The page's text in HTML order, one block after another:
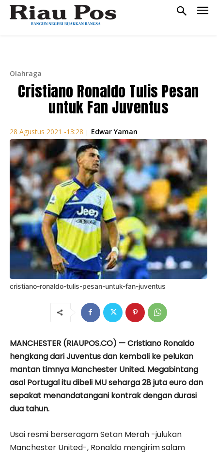
Olahraga
Cristiano Ronaldo Tulis Pesan
untuk Fan Juventus
28 Agustus 2021 -13:28 | Edwar Yaman
cristiano-ronaldo-tulis-pesan-untuk-fan-juventus
MANCHESTER (RIAUPOS.CO) — Cristiano Ronaldo
hengkang dari Juventus dan kembali ke pelukan
mantan timnya Manchester United. Megabintang
asal Portugal itu dibeli MU seharga 28 juta euro dan
sepakat menandatangani kontrak dengan durasi
dua tahun.
Usai resmi berseragam Setan Merah -julukan
Manchester United-, Ronaldo mengirim salam